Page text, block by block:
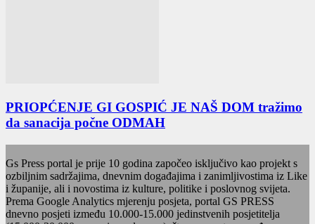
PRIOPĆENJE GI GOSPIĆ JE NAŠ DOM tražimo
da sanacija počne ODMAH
Gs Press portal je prije 10 godina započeo isključivo kao projekt s
ozbiljnim sadržajima, dnevnim događajima i zanimljivostima iz Like
i županije, ali i novostima iz kulture, politike i poslovnog svijeta.
Prema Google Analytics mjerenju posjeta, portal GS PRESS
dnevno posjeti između 10.000-15.000 jedinstvenih posjetitelja